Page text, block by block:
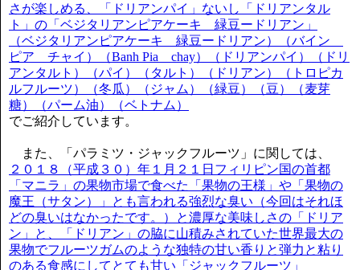
さが楽しめる、「ドリアンパイ」ないし「ドリアンタル
ト」の「ベジタリアンピアケーキ 緑豆ードリアン」
（ベジタリアンピアケーキ 緑豆ードリアン）（バイン
ピア チャイ）（Banh Pia chay）（ドリアンパイ）（ドリ
アンタルト）（パイ）（タルト）（ドリアン）（トロピカ
ルフルーツ）（冬瓜）（ジャム）（緑豆）（豆）（麦芽
糖）（パーム油）（ベトナム）
でご紹介しています。
また、「パラミツ・ジャックフルーツ」に関しては、
２０１８（平成３０）年１月２１日フィリピン国の首都
「マニラ」の果物市場で食べた「果物の王様」や「果物の
魔王（サタン）」とも言われる強烈な臭い（今回はそれほ
どの臭いはなかったです。）と濃厚な美味しさの「ドリア
ン」と、「ドリアン」の脇に山積みされていた世界最大の
果物でフルーツガムのような独特の甘い香りと弾力と粘り
のある食感にしてとても甘い「ジャックフルーツ」